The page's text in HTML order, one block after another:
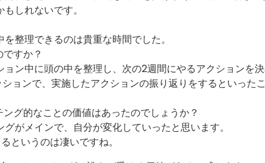
しれないです。
整理できるのは貴重な時間でした。
すか？
ン中に頭の中を整理し、次の2週間にやるアクションを
ョンで、実施したアクションの振り返りをするといった
グ的なことの価値はあったのでしょうか？
がメインで、自分が変化していったと思います。
というのは凄いですね。